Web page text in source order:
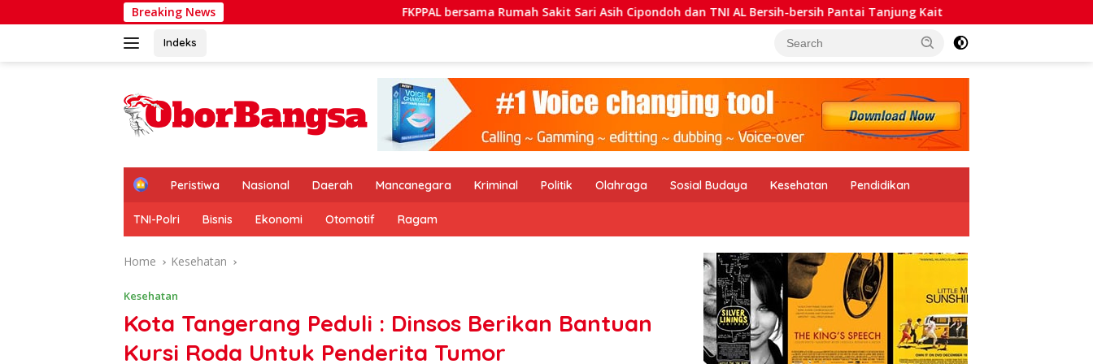
to
Breaking News FKPPAL bersama Rumah Sakit Sari Asih Cipondoh dan TNI AL Bersih-bersih Pantai Tanjung Kait Kurang dari 24 Jam, Polsek Ciledug Ringkus
Indeks
H
m
e
Peristiwa Nasional Daerah Mancanegara Kriminal Politik Olahraga Sosial Budaya Kesehatan Pendidikan
TNI-Polri Bisnis Ekonomi Otomotif Ragam
Home Kesehatan
Kesehatan
Kota Tangerang Peduli : Dinsos Berikan Bantuan
Kursi Roda Untuk Penderita Tumor